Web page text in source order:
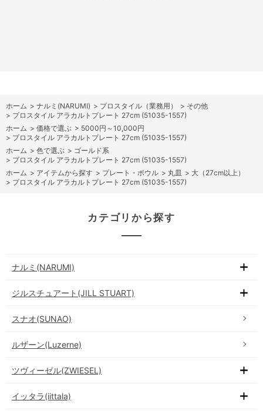
ホーム > ナルミ(NARUMI) > プロスタイル（業務用） > その他
> プロスタイル アラカルトプレート 27cm (51035-1557)
ホーム > 価格で選ぶ > 5000円～10,000円
> プロスタイル アラカルトプレート 27cm (51035-1557)
ホーム > 色で選ぶ > ゴールド系
> プロスタイル アラカルトプレート 27cm (51035-1557)
ホーム > アイテムから探す > プレート・ボウル > 丸皿 > 大（27cm以上）
> プロスタイル アラカルトプレート 27cm (51035-1557)
カテゴリから探す
ナルミ(NARUMI)
ジルスチュアート(JILL STUART)
スナオ(SUNAO)
ルザーン(Luzerne)
ツヴィーゼル(ZWIESEL)
イッタラ(iittala)